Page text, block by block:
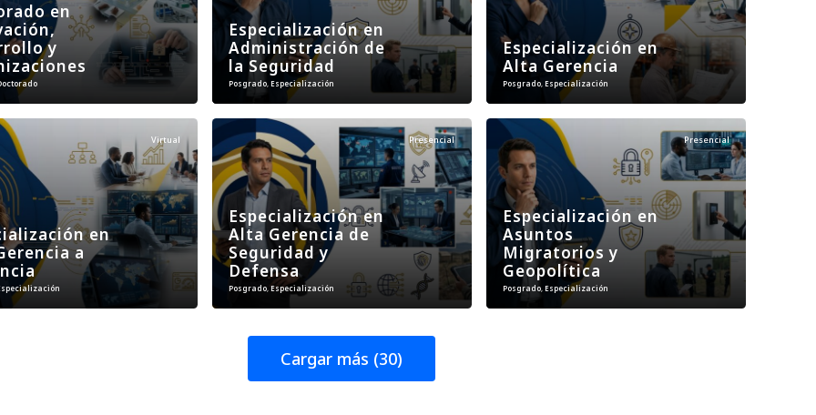
en
y
Especialización en
Administración de
la Seguridad
Posgrado, Especialización
Especialización en
Alta Gerencia
Posgrado ,Especialización
Virtual
en
a
Presencial
Especialización en
Alta Gerencia de
Seguridad y
Defensa
Posgrado, Especialización
Presencial
Especialización en
Asuntos
Migratorios y
Geopolítica
Posgrado ,Especialización
Cargar más (30)